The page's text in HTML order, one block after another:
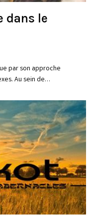
dans le
par son approche
Au sein de…